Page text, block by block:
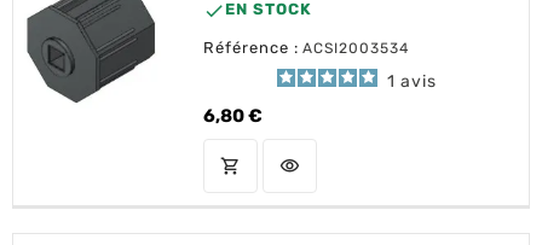
 EN STOCK
Référence : ACSI2003534
1 avis
6,80 €
Prix
shopping_cart AJOUTER AU PANIER
visibility